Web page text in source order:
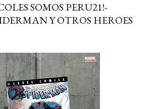
SOMOS PERU21!-
Y OTROS HEROES